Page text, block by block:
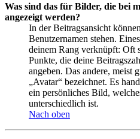
Was sind das für Bilder, die bei
angezeigt werden?
In der Beitragsansicht
Benutzernamen stehen.
deinem Rang verknüpft: Oft
Punkte, die deine
angeben. Das andere, meist
„Avatar“ bezeichnet. Es
ein persönliches Bild,
unterschiedlich ist.
Nach oben